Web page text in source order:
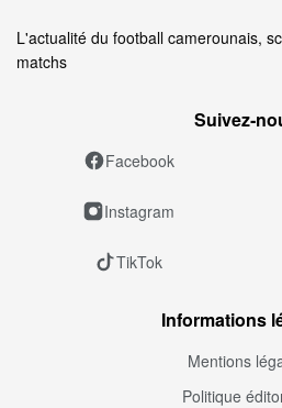
L'actualité du football camerounais,
matchs
Facebook
Instagram
TikTok
Informations
Mentions
Politique